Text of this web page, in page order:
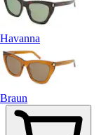
Havanna
Braun